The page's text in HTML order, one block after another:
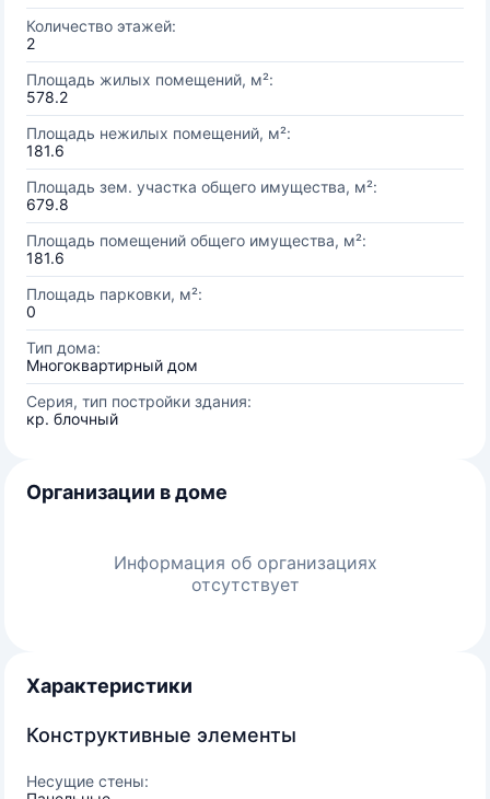
Количество этажей:
2
Площадь жилых помещений, м²:
578.2
Площадь нежилых помещений, м²:
181.6
Площадь зем. участка общего имущества, м²:
679.8
Площадь помещений общего имущества, м²:
181.6
Площадь парковки, м²:
0
Тип дома:
Многоквартирный дом
Серия, тип постройки здания:
кр. блочный
Организации в доме
Информация об организациях
отсутствует
Характеристики
Конструктивные элементы
Несущие стены: